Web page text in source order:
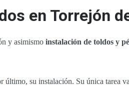
en Torrejón
y asimismo instalación de toldos y
su instalación. Su única tarea